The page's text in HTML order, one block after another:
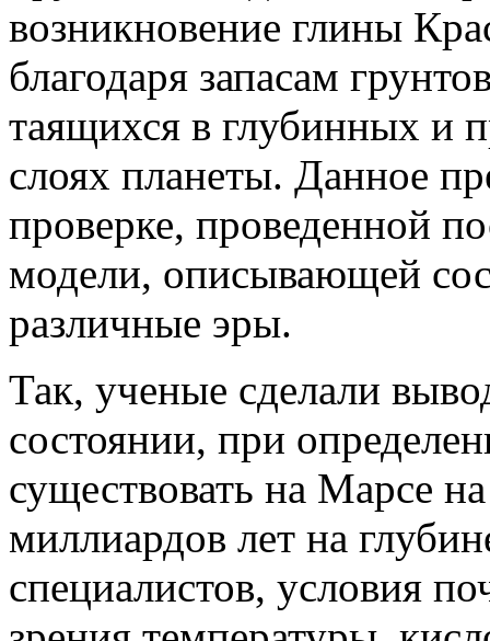
возникновение глины
благодаря запасам
таящихся в глубинных и
слоях планеты. Данное
проверке, проведенной
модели, описывающей
различные эры.
Так, ученые сделали
состоянии, при
существовать на Марсе
миллиардов лет на
специалистов, условия